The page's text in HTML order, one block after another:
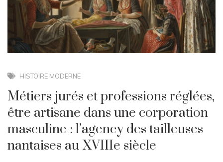
HISTOIRE MODERNE
Métiers jurés et professions réglées,
être artisane dans une corporation
masculine : l’agency des tailleuses
nantaises au XVIIIe siècle